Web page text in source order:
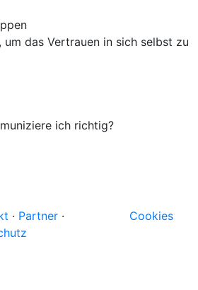
um das Vertrauen in sich selbst zu
ich richtig?
· Partner ·
Cookies